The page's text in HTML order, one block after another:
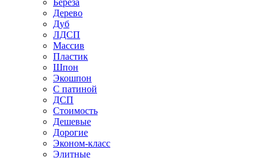
Береза
Дерево
Дуб
ЛДСП
Массив
Пластик
Шпон
Экошпон
С патиной
ДСП
Стоимость
Дешевые
Дорогие
Эконом-класс
Элитные